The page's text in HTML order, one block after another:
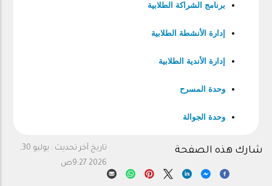
برنامج الشراكة الطلابية
إدارة الأنشطة الطلابية
إدارة الأندية الطلابية
وحدة المسرح
وحدة الجوالة
تاريخ آخر تحديث :
يوليو 30,
2026 9:27ص
شارك هذه الصفحة